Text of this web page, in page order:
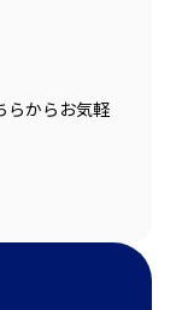
らからお気軽